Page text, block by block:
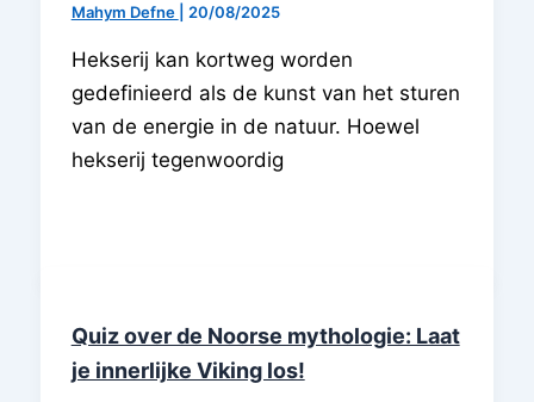
Mahym Defne 20/08/2025
Hekserij kan kortweg worden
gedefinieerd als de kunst van het sturen
van de energie in de natuur. Hoewel
hekserij tegenwoordig
Quiz over de Noorse mythologie: Laat
je innerlijke Viking los!